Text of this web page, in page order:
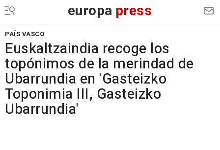
europa press
PAÍS VASCO
Euskaltzaindia recoge los
topónimos de la merindad de
Ubarrundia en 'Gasteizko
Toponimia III, Gasteizko
Ubarrundia'